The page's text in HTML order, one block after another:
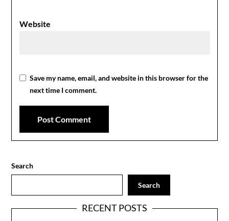
Website
Save my name, email, and website in this browser for the
next time I comment.
Search
Search
RECENT POSTS